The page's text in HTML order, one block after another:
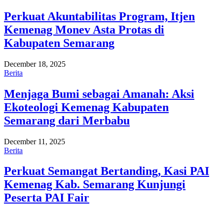
Perkuat Akuntabilitas Program, Itjen
Kemenag Monev Asta Protas di
Kabupaten Semarang
December 18, 2025
Berita
Menjaga Bumi sebagai Amanah: Aksi
Ekoteologi Kemenag Kabupaten
Semarang dari Merbabu
December 11, 2025
Berita
Perkuat Semangat Bertanding, Kasi PAI
Kemenag Kab. Semarang Kunjungi
Peserta PAI Fair